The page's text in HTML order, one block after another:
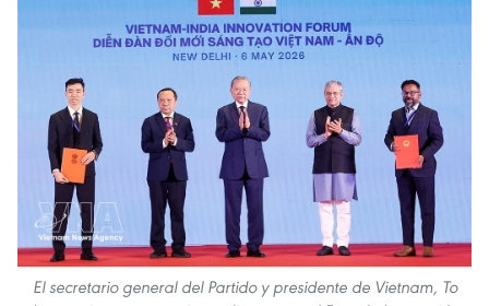
El secretario general del Partido y presidente de Vietnam, To